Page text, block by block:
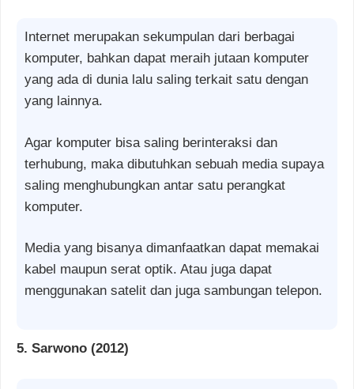
Internet merupakan sekumpulan dari berbagai
komputer, bahkan dapat meraih jutaan komputer
yang ada di dunia lalu saling terkait satu dengan
yang lainnya.
Agar komputer bisa saling berinteraksi dan
terhubung, maka dibutuhkan sebuah media supaya
saling menghubungkan antar satu perangkat
komputer.
Media yang bisanya dimanfaatkan dapat memakai
kabel maupun serat optik. Atau juga dapat
menggunakan satelit dan juga sambungan telepon.
5. Sarwono (2012)